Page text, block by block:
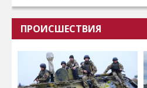
ПРОИСШЕСТВИЯ